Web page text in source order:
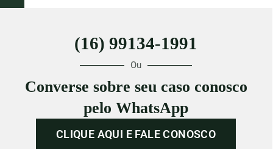
(16) 99134-1991
Ou
Converse sobre seu caso conosco
pelo WhatsApp
CLIQUE AQUI E FALE CONOSCO